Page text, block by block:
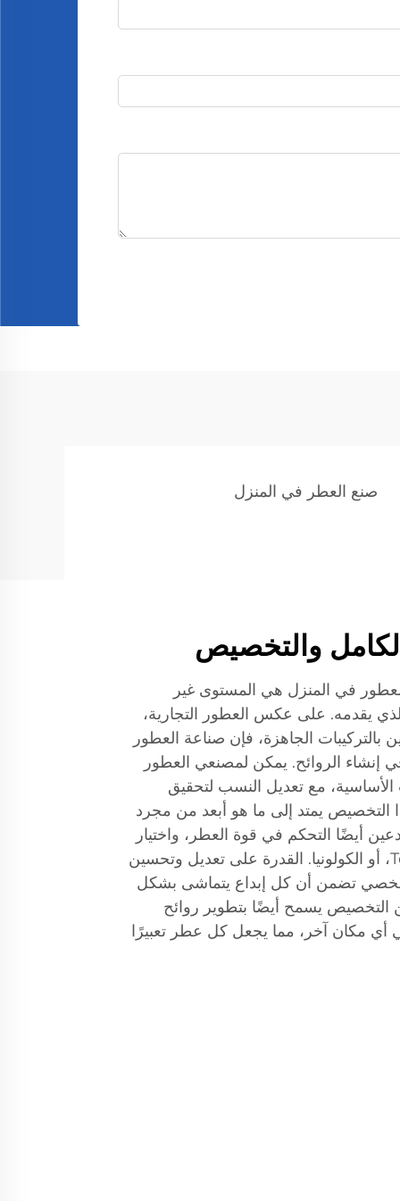
صنع العطر في المنزل
والتخصيص
في المنزل هي المستوى غير
يقدمه. على عكس العطور التجارية،
الجاهزة، فإن صناعة العطور
في إنشاء الروائح. يمكن لمصنعي العطور
مع تعديل النسب لتحقيق
التخصيص يمتد إلى ما هو أبعد من مجرد
أيضًا التحكم في قوة العطر، واختيار
بين تركيزات العطر، أو Toilette، أو الكولونيا. القدرة على تعديل وتحسين
تضمن أن كل إبداع يتماشى بشكل
التخصيص يسمح أيضًا بتطوير روائح
أي مكان آخر، مما يجعل كل عطر تعبيرًا